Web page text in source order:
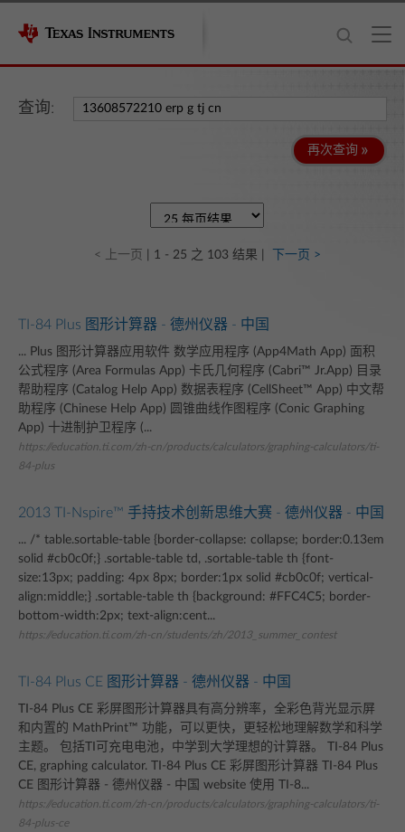
查询:
再次查询
< 上一页 | 1 - 25 之 103 结果 | 下一页 >
TI-84 Plus 图形计算器 - 德州仪器 - 中国
... Plus 图形计算器应用软件 数学应用程序 (App4Math App) 面积
公式程序 (Area Formulas App) 卡氏几何程序 (Cabri™ Jr.App) 目录
帮助程序 (Catalog Help App) 数据表程序 (CellSheet™ App) 中文帮
助程序 (Chinese Help App) 圆锥曲线作图程序 (Conic Graphing
App) 十进制护卫程序 (...
https://education.ti.com/zh-cn/products/calculators/graphing-calculators/ti-
84-plus
2013 TI-Nspire™ 手持技术创新思维大赛 - 德州仪器 - 中国
... /* table.sortable-table {border-collapse: collapse; border:0.13em
solid #cb0c0f;} .sortable-table td, .sortable-table th {font-
size:13px; padding: 4px 8px; border:1px solid #cb0c0f; vertical-
align:middle;} .sortable-table th {background: #FFC4C5; border-
bottom-width:2px; text-align:cent...
https://education.ti.com/zh-cn/students/zh/2013_summer_contest
TI-84 Plus CE 图形计算器 - 德州仪器 - 中国
TI-84 Plus CE 彩屏图形计算器具有高分辨率，全彩色背光显示屏
和内置的 MathPrint™ 功能，可以更快，更轻松地理解数学和科学
主题。 包括TI可充电电池，中学到大学理想的计算器。 TI-84 Plus
CE, graphing calculator. TI-84 Plus CE 彩屏图形计算器 TI-84 Plus
CE 图形计算器 - 德州仪器 - 中国 website 使用 TI-8...
https://education.ti.com/zh-cn/products/calculators/graphing-calculators/ti-
84-plus-ce